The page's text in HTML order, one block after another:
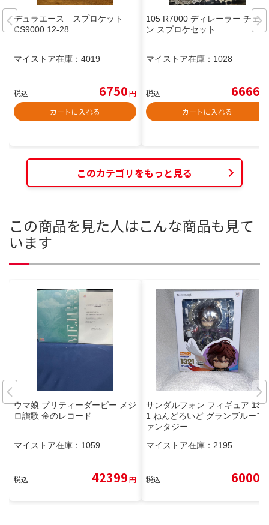
デュラエース スプロケット
CS9000 12-28
マイストア在庫： 4019
税込 6750円
カートに入れる
105 R7000 ディレーラー チェー
ン スプロケセット
マイストア在庫： 1028
税込 6666
カートに入れる
このカテゴリをもっと見る
この商品を見た人はこんな商品も見て
います
ウマ娘 プリティーダービー メジ
ロ讃歌 金のレコード
マイストア在庫： 1059
税込 42399円
サンダルフォン フィギュア 132
1 ねんどろいど グランブルーフ
ァンタジー
マイストア在庫： 2195
税込 6000